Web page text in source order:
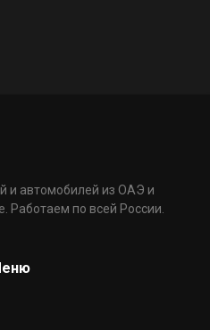
и автомобилей из ОАЭ и
Работаем по всей России.